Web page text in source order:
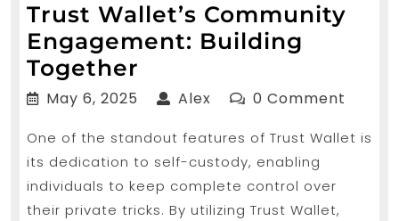
Trust Wallet’s Community
Engagement: Building
Together
Wallet’s
Engagement:
Building
Together
May 6, 2025 May
2025
Alex Alex 0 Comment
One of the standout features of Trust Wallet is
its dedication to self-custody, enabling
individuals to keep complete control over
their private tricks. By utilizing Trust Wallet,